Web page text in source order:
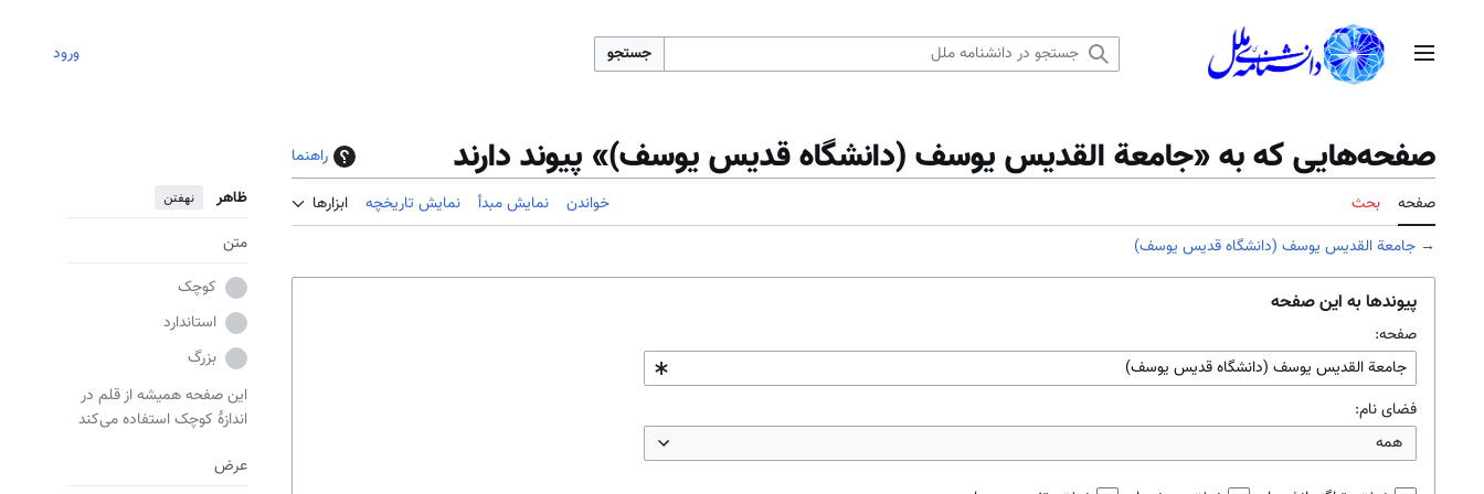
منوی اصلی جستجو ورود
صفحه‌هایی که به «جامعة القديس يوسف (دانشگاه قديس يوسف)» پیوند دارند
راهنما
صفحه
بحث خواندن نمایش مبدأ نمایش تاریخچه ابزارها ظاهر نهفتن
متن
کوچک
استاندارد
بزرگ
این صفحه همیشه از قلم در
اندازهٔ کوچک استفاده می‌کند
عرض
→ جامعة القديس يوسف (دانشگاه قديس يوسف)
پیوندها به این صفحه
صفحه:
فضای نام:
همه